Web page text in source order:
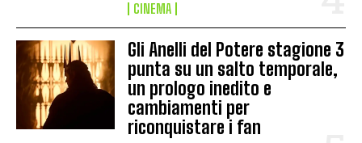
CINEMA
Gli Anelli del Potere stagione 3
punta su un salto temporale,
un prologo inedito e
cambiamenti per
riconquistare i fan